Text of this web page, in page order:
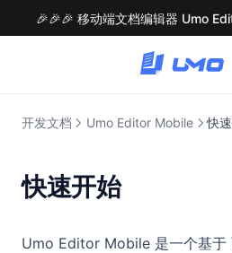
开发文档 Umo Editor Mobile 快
快速开始
Umo Editor Mobile 是一个基